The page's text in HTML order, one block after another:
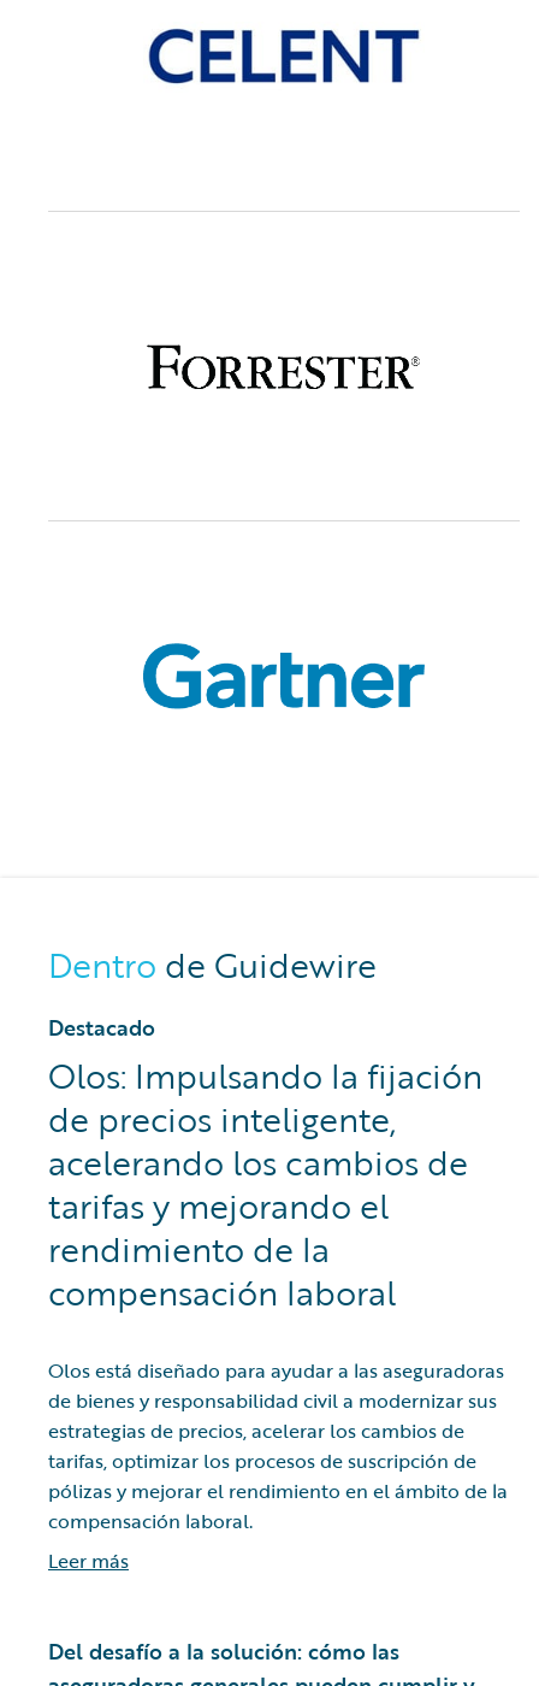
Dentro de Guidewire
Destacado
Olos: Impulsando la fijación
de precios inteligente,
acelerando los cambios de
tarifas y mejorando el
rendimiento de la
compensación laboral
Olos está diseñado para ayudar a las aseguradoras
de bienes y responsabilidad civil a modernizar sus
estrategias de precios, acelerar los cambios de
tarifas, optimizar los procesos de suscripción de
pólizas y mejorar el rendimiento en el ámbito de la
compensación laboral.
Leer más
Del desafío a la solución: cómo las